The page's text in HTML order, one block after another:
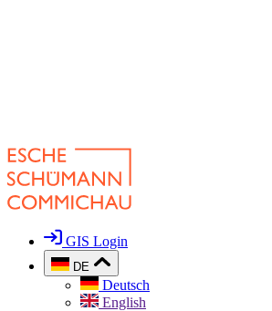
GIS Login
DE
Deutsch
English